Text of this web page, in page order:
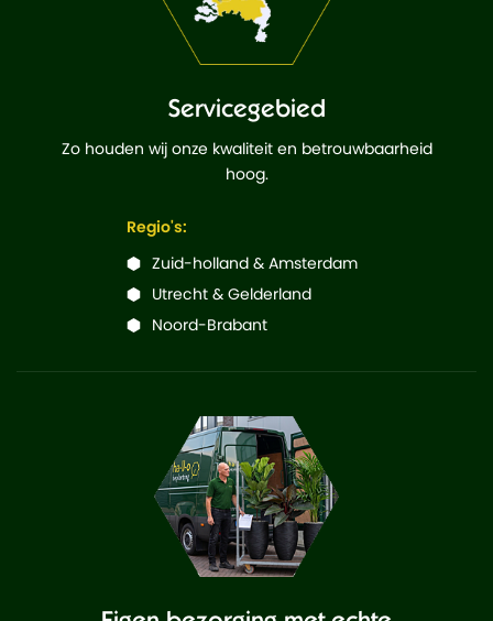
Servicegebied
Zo houden wij onze kwaliteit en betrouwbaarheid
hoog.
Regio's:
Zuid-holland & Amsterdam
Utrecht & Gelderland
Noord-Brabant